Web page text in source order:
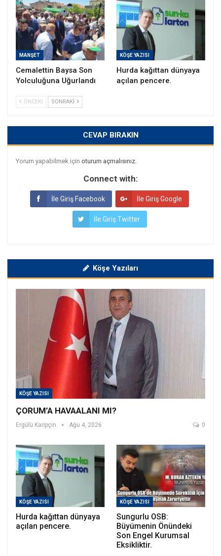
MANŞET
Cemalettin Baysa Son
Yolculuğuna Uğurlandı
KÖŞE YAZISI
Hurda kağıttan dünyaya
açılan pencere.
ÖNCEKI SONRAKI
CEVAP BIRAKIN
Yorum yapabilmek için oturum açmalısınız
Connect with:
İle Giriş Facebook İle Giriş Google
İle Giriş Twitter
Köşe Yazıları
KÖŞE YAZISI
ÇORUM’A HAVAALANI MI?
Ergülü Karipçin Ağu 4, 2026 0
KÖŞE YAZISI
Hurda kağıttan dünyaya
açılan pencere.
KÖŞE YAZISI
Sungurlu OSB:
Büyümenin Önündeki
Son Engel Kurumsal
Eksikliktir.